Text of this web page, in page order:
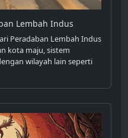
Lembah Indus
Peradaban Lembah Indus
kota maju, sistem
wilayah lain seperti